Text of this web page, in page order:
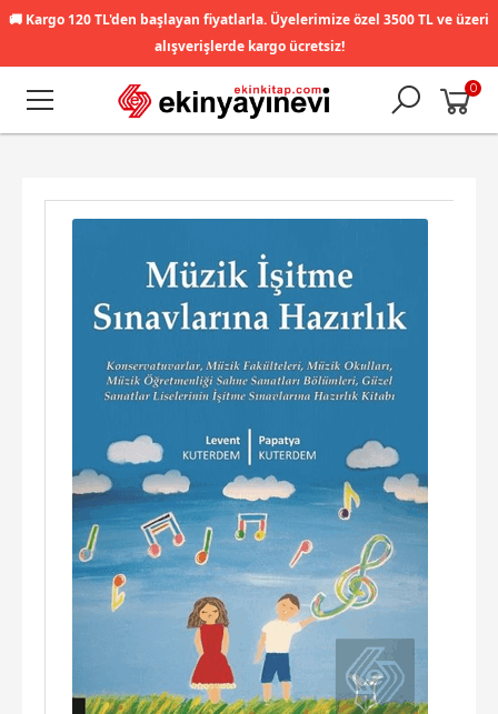
🚚 Kargo 120 TL'den başlayan fiyatlarla. Üyelerimize özel 3500 TL ve üzeri
alışverişlerde kargo ücretsiz!
0